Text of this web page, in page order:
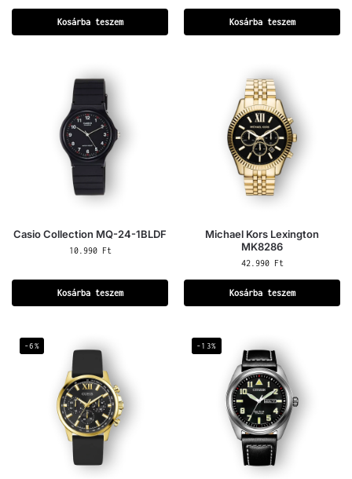
Kosárba teszem Kosárba teszem
Casio Collection MQ-24-1BLDF
10.990 Ft
Kosárba teszem
Michael Kors Lexington
MK8286
42.990 Ft
Kosárba teszem
-6% -13%